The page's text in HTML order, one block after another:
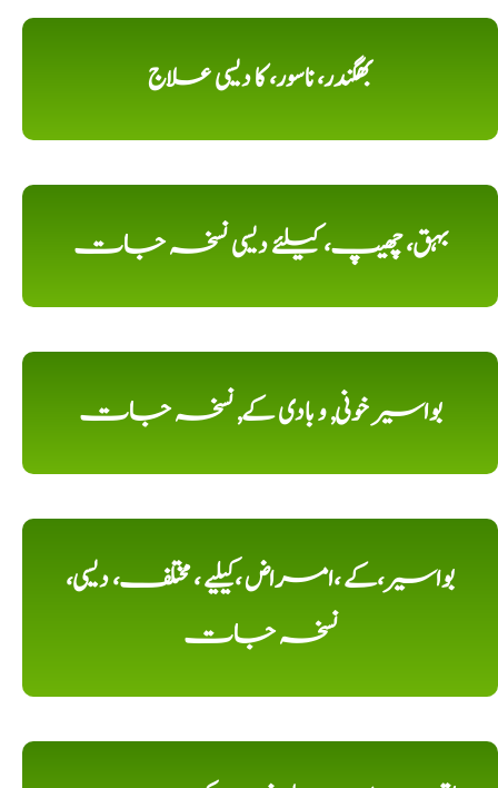
بھگندر، ناسور، کا دیسی علاج
بہق، چھیپ، کیلئے دیسی نسخہ جات
بواسیر خونی, و بادی کے, نسخہ جات
بواسیر،کے ،امراض ،کیلیے ، مختلف، دیسی،
نسخہ جات